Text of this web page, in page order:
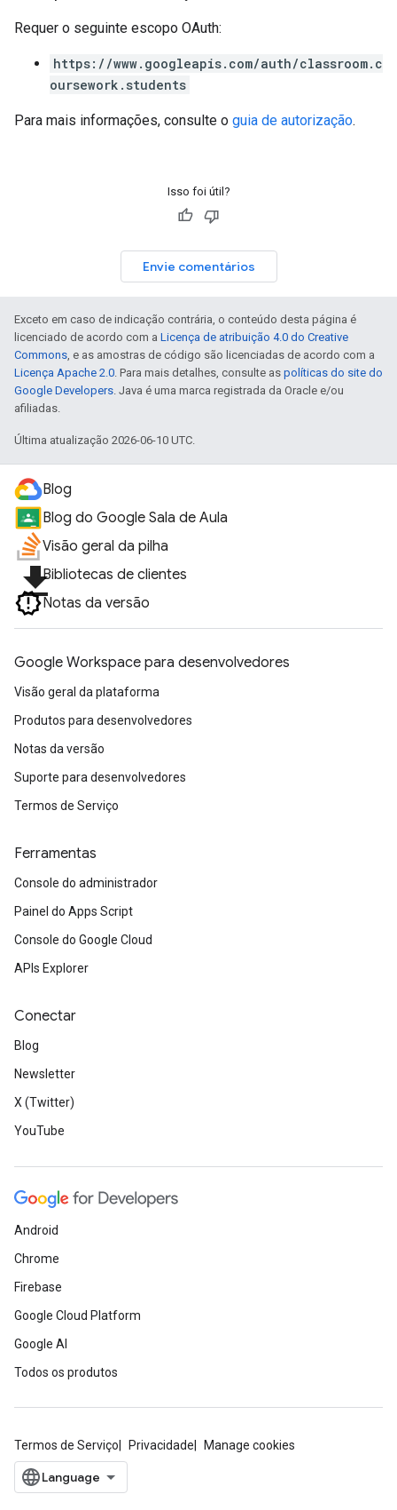
Requer o seguinte escopo OAuth:
https://www.googleapis.com/auth/classroom.c
oursework.students
Para mais informações, consulte o guia de autorização.
Isso foi útil?
Envie comentários
Exceto em caso de indicação contrária, o conteúdo desta página é
licenciado de acordo com a Licença de atribuição 4.0 do Creative
Commons, e as amostras de código são licenciadas de acordo com a
Licença Apache 2.0. Para mais detalhes, consulte as políticas do site do
Google Developers. Java é uma marca registrada da Oracle e/ou
afiliadas.
Última atualização 2026-06-10 UTC.
Blog
Blog do Google Sala de Aula
Visão geral da pilha
file_downloadBibliotecas de clientes
Notas da versão
Google Workspace para desenvolvedores
Visão geral da plataforma
Produtos para desenvolvedores
Notas da versão
Suporte para desenvolvedores
Termos de Serviço
Ferramentas
Console do administrador
Painel do Apps Script
Console do Google Cloud
APIs Explorer
Conectar
Blog
Newsletter
X (Twitter)
YouTube
Android
Chrome
Firebase
Google Cloud Platform
Google AI
Todos os produtos
Termos de Serviço Privacidade Manage cookies